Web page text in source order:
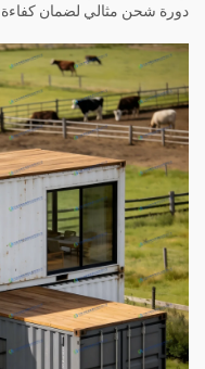
دورة شحن مثالي لضمان كفاءة